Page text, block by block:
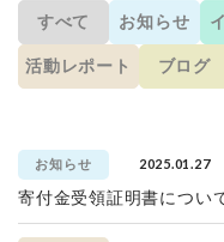
すべて お知らせ
活動レポート ブログ
お知らせ 2025.01.27
寄付金受領証明書につい